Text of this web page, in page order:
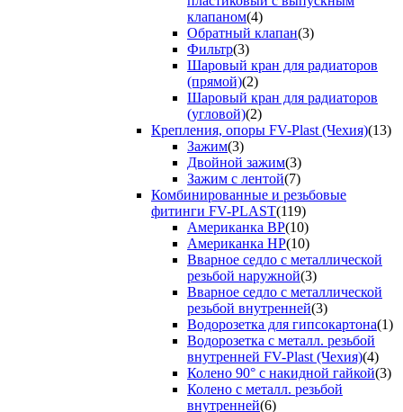
клапаном(4)
Обратный клапан(3)
Фильтр(3)
Шаровый кран для радиаторов
(прямой)(2)
Шаровый кран для радиаторов
(угловой)(2)
Крепления, опоры FV-Plast (Чехия)(13)
Зажим(3)
Двойной зажим(3)
Зажим с лентой(7)
Комбинированные и резьбовые
фитинги FV-PLAST(119)
Американка ВР(10)
Американка НР(10)
Вварное седло с металлической
резьбой наружной(3)
Вварное седло с металлической
резьбой внутренней(3)
Водорозетка для гипсокартона(1)
Водорозетка с металл. резьбой
внутренней FV-Plast (Чехия)(4)
Колено 90° с накидной гайкой(3)
Колено с металл. резьбой
внутренней(6)